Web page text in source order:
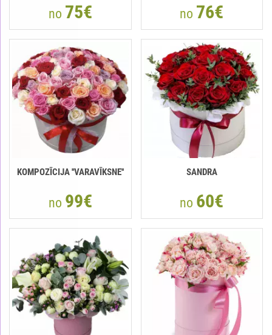
no 75€ no 76€
KOMPOZĪCIJA ''VARAVĪKSNE''
no 99€
SANDRA
no 60€